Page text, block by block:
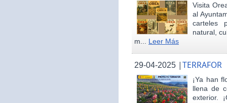
Visita
al
carteles
natural,
m... Leer Más
29-04-2025 |TERRAFOR
¡Ya han
llena de
exterior.